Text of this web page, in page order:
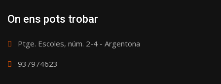
On ens pots trobar
Ptge. Escoles, núm. 2-4 - Argentona
937974623